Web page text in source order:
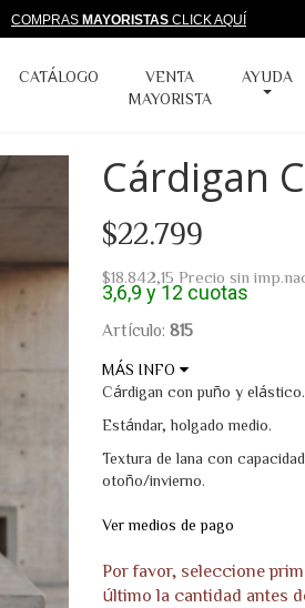
COMPRAS MAYORISTAS CLICK AQUÍ
CATÁLOGO
VENTA
MAYORISTA
AYUDA
Cárdigan
$22.799
$18.842,15 Precio sin
3,6,9 y 12 cuotas
Artículo: 815
Hilado Aura
Acrílico
Nylon
Lana
MÁS INFO
Cárdigan con puño y elástico.
Estándar, holgado medio.
Textura de lana con
otoño/invierno.
Ver medios de pago
Por favor, seleccione
último la cantidad antes